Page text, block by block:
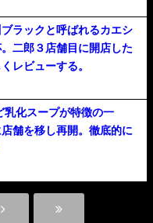
ラックと呼ばれるカエシ
二郎３店舗目に開店した
レビューする。
化スープが特徴の一
舗を移し再開。徹底的に